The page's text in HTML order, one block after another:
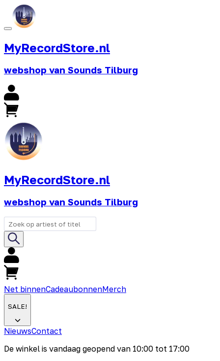
MyRecordStore.nl
webshop van Sounds Tilburg
MyRecordStore.nl
webshop van Sounds Tilburg
Net binnenCadeaubonnenMerch
SALE!
NieuwsContact
De winkel is vandaag geopend van 10:00 tot 17:00